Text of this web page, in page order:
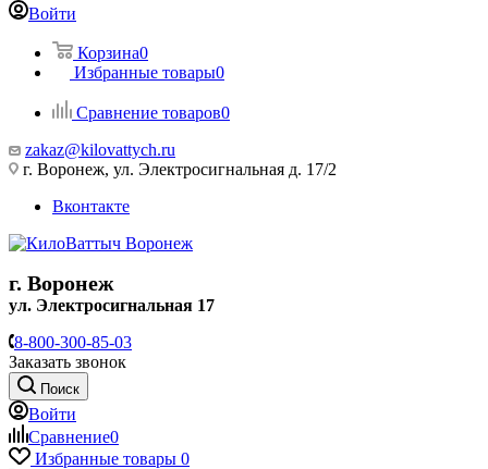
Войти
Корзина0
Избранные товары0
Сравнение товаров0
zakaz@kilovattych.ru
г. Воронеж, ул. Электросигнальная д. 17/2
Вконтакте
г. Воронеж
ул. Электросигнальная 17
8-800-300-85-03
Заказать звонок
Поиск
Войти
Сравнение0
Избранные товары 0